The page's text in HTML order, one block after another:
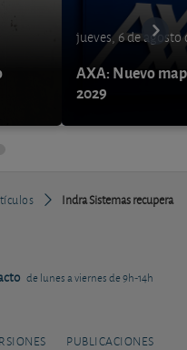
jueves, 6 de agosto
AXA: Nuevo
2029
Indra Sistemas recupera
de lunes a viernes de 9h-14h
PUBLICACIONES